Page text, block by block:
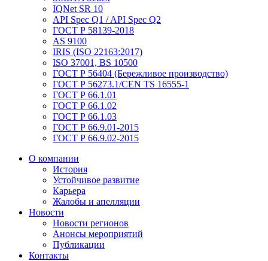
IQNet SR 10
API Spec Q1 / API Spec Q2
ГОСТ Р 58139-2018
AS 9100
IRIS (ISO 22163:2017)
ISO 37001, BS 10500
ГОСТ Р 56404 (Бережливое производство)
ГОСТ Р 56273.1/CEN TS 16555-1
ГОСТ Р 66.1.01
ГОСТ Р 66.1.02
ГОСТ Р 66.1.03
ГОСТ Р 66.9.01-2015
ГОСТ Р 66.9.02-2015
О компании
История
Устойчивое развитие
Карьера
Жалобы и апелляции
Новости
Новости регионов
Анонсы мероприятий
Публикации
Контакты